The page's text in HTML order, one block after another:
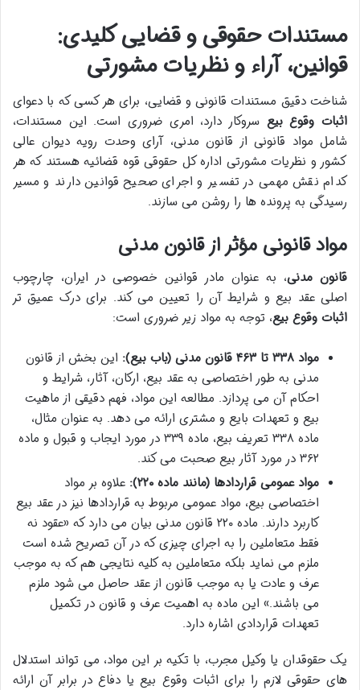
مستندات حقوقی و قضایی کلیدی:
قوانین، آراء و نظریات مشورتی
شناخت دقیق مستندات قانونی و قضایی، برای هر کسی که با دعوای
اثبات وقوع بیع سروکار دارد، امری ضروری است. این مستندات،
شامل مواد قانونی از قانون مدنی، آرای وحدت رویه دیوان عالی
کشور و نظریات مشورتی اداره کل حقوقی قوه قضائیه هستند که هر
کدام نقش مهمی در تفسیر و اجرای صحیح قوانین دارند و مسیر
رسیدگی به پرونده ها را روشن می سازند.
مواد قانونی مؤثر از قانون مدنی
قانون مدنی، به عنوان مادر قوانین خصوصی در ایران، چارچوب
اصلی عقد بیع و شرایط آن را تعیین می کند. برای درک عمیق تر
اثبات وقوع بیع، توجه به مواد زیر ضروری است:
مواد ۳۳۸ تا ۴۶۳ قانون مدنی (باب بیع):
این بخش از قانون
مدنی به طور اختصاصی به عقد بیع، ارکان، آثار، شرایط و
احکام آن می پردازد. مطالعه این مواد، فهم دقیقی از ماهیت
بیع و تعهدات بایع و مشتری ارائه می دهد. به عنوان مثال،
ماده ۳۳۸ تعریف بیع، ماده ۳۳۹ در مورد ایجاب و قبول و ماده
۳۶۲ در مورد آثار بیع صحبت می کند.
مواد عمومی قراردادها (مانند ماده ۲۲۰):
علاوه بر مواد
اختصاصی بیع، مواد عمومی مربوط به قراردادها نیز در عقد بیع
کاربرد دارند. ماده ۲۲۰ قانون مدنی بیان می دارد که «عقود نه
فقط متعاملین را به اجرای چیزی که در آن تصریح شده است
ملزم می نماید بلکه متعاملین به کلیه نتایجی هم که به موجب
عرف و عادت یا به موجب قانون از عقد حاصل می شود ملزم
می باشند.» این ماده به اهمیت عرف و قانون در تکمیل
تعهدات قراردادی اشاره دارد.
یک حقوقدان یا وکیل مجرب، با تکیه بر این مواد، می تواند استدلال
های حقوقی لازم را برای اثبات وقوع بیع یا دفاع در برابر آن ارائه